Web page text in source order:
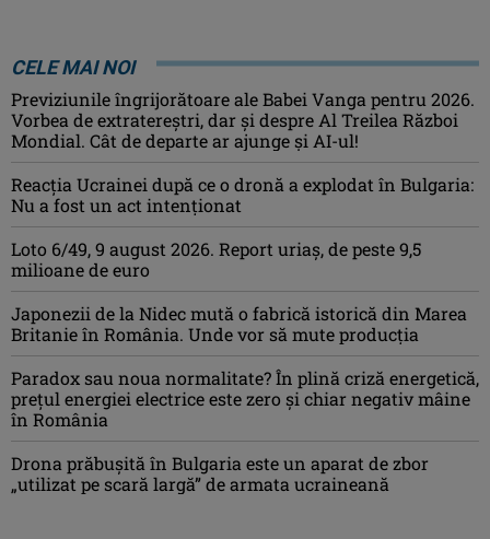
CELE MAI NOI
Previziunile îngrijorătoare ale Babei Vanga pentru 2026.
Vorbea de extratereștri, dar și despre Al Treilea Război
Mondial. Cât de departe ar ajunge și AI-ul!
Reacția Ucrainei după ce o dronă a explodat în Bulgaria:
Nu a fost un act intenționat
Loto 6/49, 9 august 2026. Report uriaș, de peste 9,5
milioane de euro
Japonezii de la Nidec mută o fabrică istorică din Marea
Britanie în România. Unde vor să mute producția
Paradox sau noua normalitate? În plină criză energetică,
prețul energiei electrice este zero și chiar negativ mâine
în România
Drona prăbuşită în Bulgaria este un aparat de zbor
„utilizat pe scară largă” de armata ucraineană